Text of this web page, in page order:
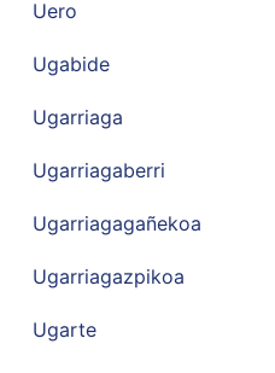
Uero
Ugabide
Ugarriaga
Ugarriagaberri
Ugarriagagañekoa
Ugarriagazpikoa
Ugarte